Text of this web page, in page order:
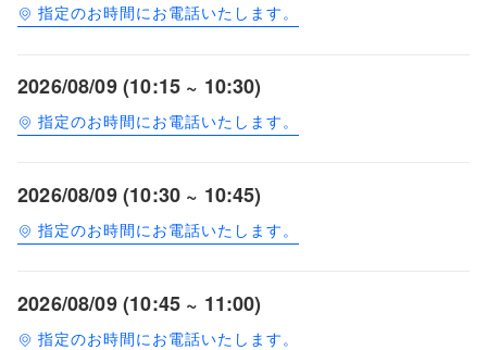
指定のお時間にお電話いたします。
2026/08/09 (10:15 ~ 10:30)
指定のお時間にお電話いたします。
2026/08/09 (10:30 ~ 10:45)
指定のお時間にお電話いたします。
2026/08/09 (10:45 ~ 11:00)
指定のお時間にお電話いたします。